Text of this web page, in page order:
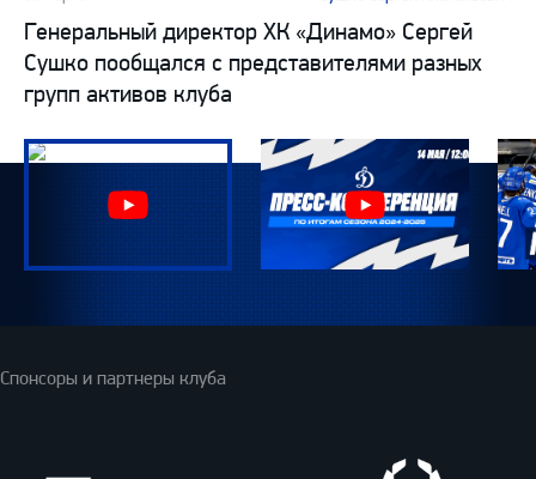
Генеральный директор ХК «Динамо» Сергей
Сушко пообщался с представителями разных
групп активов клуба
Спонсоры и партнеры клуба